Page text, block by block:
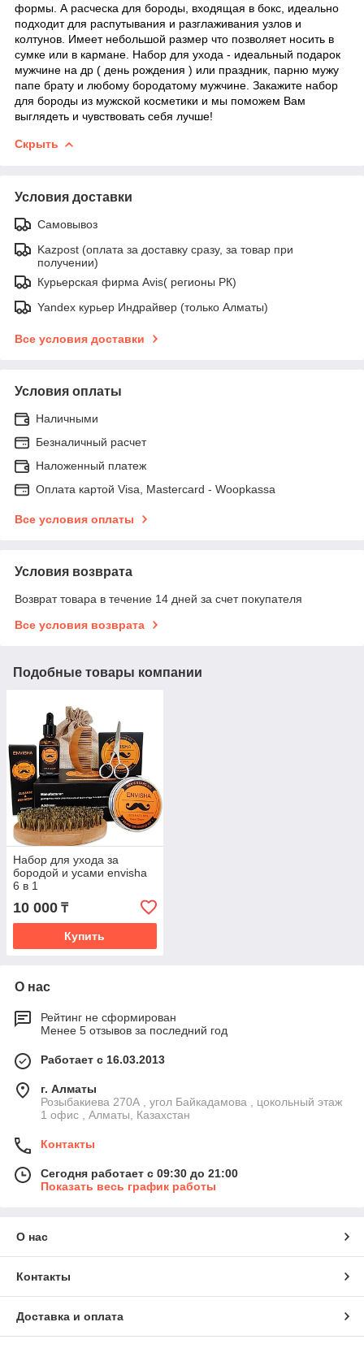
формы. А расческа для бороды, входящая в бокс, идеально
подходит для распутывания и разглаживания узлов и
колтунов. Имеет небольшой размер что позволяет носить в
сумке или в кармане. Набор для ухода - идеальный подарок
мужчине на др ( день рождения ) или праздник, парню мужу
папе брату и любому бородатому мужчине. Закажите набор
для бороды из мужской косметики и мы поможем Вам
выглядеть и чувствовать себя лучше!
Скрыть
Условия доставки
Самовывоз
Kazpost (оплата за доставку сразу, за товар при
получении)
Курьерская фирма Avis( регионы РК)
Yandex курьер Индрайвер (только Алматы)
Все условия доставки
Условия оплаты
Наличными
Безналичный расчет
Наложенный платеж
Оплата картой Visa, Mastercard - Woopkassa
Все условия оплаты
Условия возврата
Возврат товара в течение 14 дней за счет покупателя
Все условия возврата
Подобные товары компании
Набор для ухода за
бородой и усами envisha
6 в 1
10 000 ₸
Купить
О нас
Рейтинг не сформирован
Менее 5 отзывов за последний год
Работает с 16.03.2013
г. Алматы
Розыбакиева 270А , угол Байкадамова , цокольный этаж
1 офис , Алматы, Казахстан
Контакты
Сегодня работает с 09:30 до 21:00
Показать весь график работы
О нас
Контакты
Доставка и оплата